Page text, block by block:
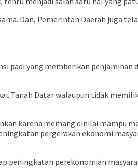
Dan, Pemerintah Daerah juga
padi yang memberikan penjaminan
Tanah Datar walaupun tidak
karena memang dinilai mampu
pergerakan ekonomi
peningkatan perekonomian